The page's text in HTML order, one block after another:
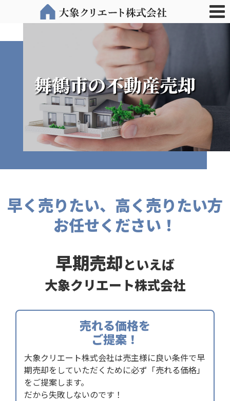
舞鶴市の不動産売却
早く売りたい、高く売りたい方
お任せください！
早期売却といえば
大象クリエート株式会社
売れる価格を
ご提案！
大象クリエート株式会社は売主様に良い条件で早
期売却をしていただくために必ず「売れる価格」
をご提案します。
だから失敗しないのです！